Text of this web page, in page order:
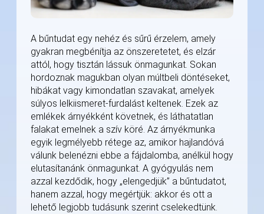
A bűntudat egy nehéz és sűrű érzelem, amely
gyakran megbénítja az önszeretetet, és elzár
attól, hogy tisztán lássuk önmagunkat. Sokan
hordoznak magukban olyan múltbeli döntéseket,
hibákat vagy kimondatlan szavakat, amelyek
súlyos lelkiismeret-furdalást keltenek. Ezek az
emlékek árnyékként követnek, és láthatatlan
falakat emelnek a szív köré. Az árnyékmunka
egyik legmélyebb rétege az, amikor hajlandóvá
válunk belenézni ebbe a fájdalomba, anélkül hogy
elutasítanánk önmagunkat. A gyógyulás nem
azzal kezdődik, hogy „elengedjük” a bűntudatot,
hanem azzal, hogy megértjük: akkor és ott a
lehető legjobb tudásunk szerint cselekedtünk.